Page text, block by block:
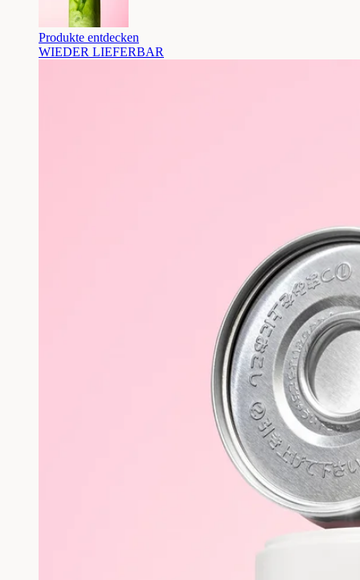
Produkte entdecken
WIEDER LIEFERBAR